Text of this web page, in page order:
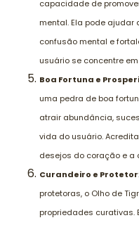
capacidade de
mental. Ela pode
confusão mental e
usuário se concentre
Boa Fortuna e
uma pedra de boa
atrair abundância,
vida do usuário.
desejos do coração e a
Curandeiro e Protetor
protetoras, o Olho de
propriedades curativas.